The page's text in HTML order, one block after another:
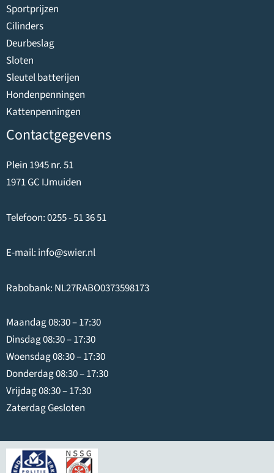
Sportprijzen
Cilinders
Deurbeslag
Sloten
Sleutel batterijen
Hondenpenningen
Kattenpenningen
Contactgegevens
Plein 1945 nr. 51
1971 GC IJmuiden
Telefoon:0255 - 51 36 51
E-mail: info@swier.nl
Rabobank: NL27RABO0373598173
Maandag 08:30 – 17:30
Dinsdag 08:30 – 17:30
Woensdag 08:30 – 17:30
Donderdag 08:30 – 17:30
Vrijdag 08:30 – 17:30
Zaterdag Gesloten